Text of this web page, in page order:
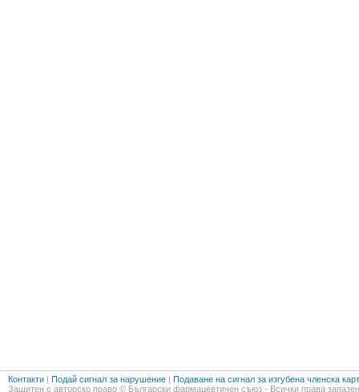
Контакти | Подай сигнал за нарушение | Подаване на сигнал за изгубена членска
Защитен с авторско право © Български фармацевтичен съюз - Всички права